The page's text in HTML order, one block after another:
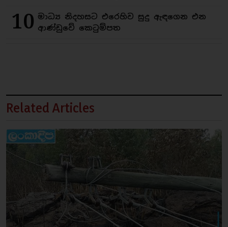
10 මාධ්‍ය නිදහසට එරෙහිව සුදු ඇඳගෙන එන
ආණ්ඩුවේ කෙටුම්පත
Related Articles